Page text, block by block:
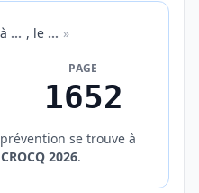
… , le … »
PAGE
1652
se trouve à
CROCQ 2026.